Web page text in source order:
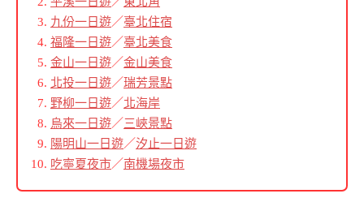
九份一日遊／臺北住宿
福隆一日遊／臺北美食
金山一日遊／金山美食
北投一日遊／瑞芳景點
野柳一日遊／北海岸
烏來一日遊／三峽景點
陽明山一日遊／汐止一日遊
吃寧夏夜市／南機場夜市